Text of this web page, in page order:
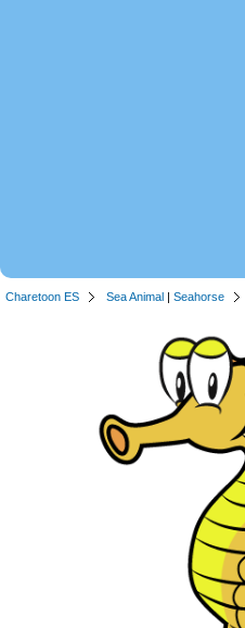
Charetoon ES Sea Animal | Seahorse